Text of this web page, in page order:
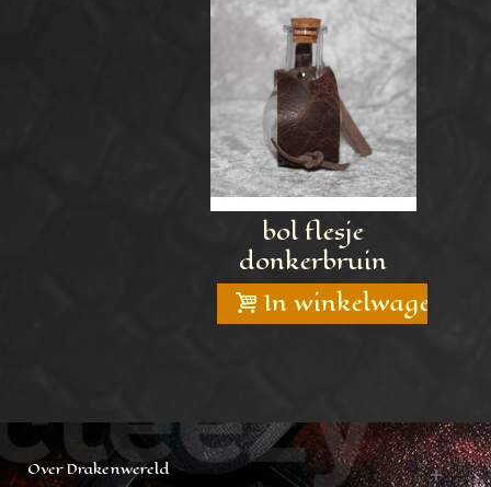
bol flesje
donkerbruin
In winkelwagen
Over Drakenwereld